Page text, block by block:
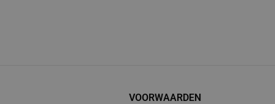
VOORWAARDEN